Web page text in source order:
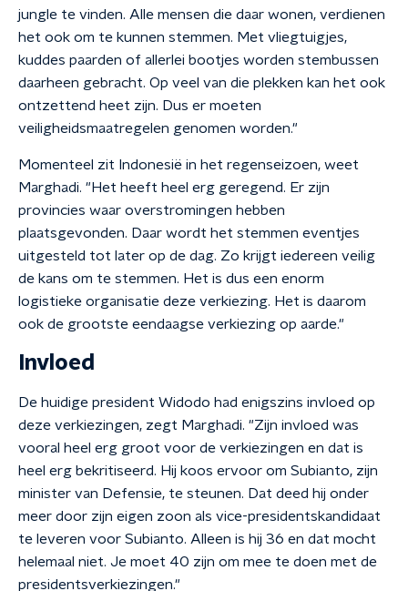
jungle te vinden. Alle mensen die daar wonen, verdienen
het ook om te kunnen stemmen. Met vliegtuigjes,
kuddes paarden of allerlei bootjes worden stembussen
daarheen gebracht. Op veel van die plekken kan het ook
ontzettend heet zijn. Dus er moeten
veiligheidsmaatregelen genomen worden."
Momenteel zit Indonesië in het regenseizoen, weet
Marghadi. "Het heeft heel erg geregend. Er zijn
provincies waar overstromingen hebben
plaatsgevonden. Daar wordt het stemmen eventjes
uitgesteld tot later op de dag. Zo krijgt iedereen veilig
de kans om te stemmen. Het is dus een enorm
logistieke organisatie deze verkiezing. Het is daarom
ook de grootste eendaagse verkiezing op aarde."
Invloed
De huidige president Widodo had enigszins invloed op
deze verkiezingen, zegt Marghadi. "Zijn invloed was
vooral heel erg groot voor de verkiezingen en dat is
heel erg bekritiseerd. Hij koos ervoor om Subianto, zijn
minister van Defensie, te steunen. Dat deed hij onder
meer door zijn eigen zoon als vice-presidentskandidaat
te leveren voor Subianto. Alleen is hij 36 en dat mocht
helemaal niet. Je moet 40 zijn om mee te doen met de
presidentsverkiezingen."